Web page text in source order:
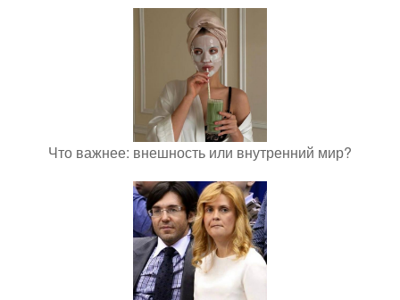
Что важнее: внешность или внутренний мир?